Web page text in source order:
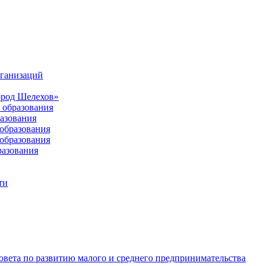
Шелехов»
по развитию малого и среднего предпринимательства